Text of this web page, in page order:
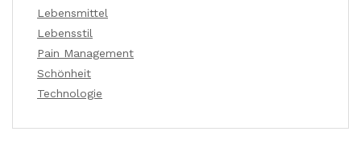
Lebensmittel
Lebensstil
Pain Management
Schönheit
Technologie